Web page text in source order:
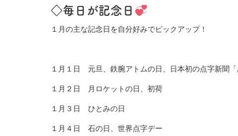
◇毎日が記念日
１月の主な記念日を自分好みでピックアップ！
１月１日 元旦、鉄腕アトムの日、日本初の点字新聞
１月２日 月ロケットの日、初荷
１月３日 ひとみの日
１月４日 石の日、世界点字デー